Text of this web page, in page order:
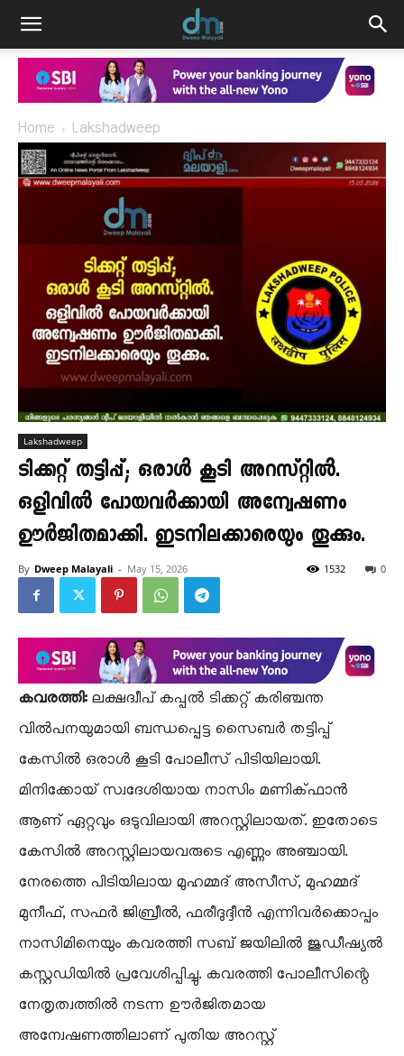
Home Lakshadweep
Lakshadweep
ടിക്കറ്റ് തട്ടിപ്പ്; ഒരാൾ കൂടി അറസ്റ്റിൽ.
ഒളിവിൽ പോയവർക്കായി അന്വേഷണം
ഊർജിതമാക്കി. ഇടനിലക്കാരെയും തൂക്കും.
By Dweep Malayali - May 15, 2026 0
1532
കവരത്തി:ലക്ഷദ്വീപ് കപ്പൽ ടിക്കറ്റ് കരിഞ്ചന്ത
വിൽപനയുമായി ബന്ധപ്പെട്ട സൈബർ തട്ടിപ്പ്
കേസിൽ ഒരാൾ കൂടി പോലീസ് പിടിയിലായി.
മിനിക്കോയ് സ്വദേശിയായ നാസിം മണിക്ഫാൻ
ആണ് ഏറ്റവും ഒടുവിലായി അറസ്റ്റിലായത്. ഇതോടെ
കേസിൽ അറസ്റ്റിലായവരുടെ എണ്ണം അഞ്ചായി.
നേരത്തെ പിടിയിലായ മുഹമ്മദ് അസീസ്, മുഹമ്മദ്
മുനീഫ്, സഫർ ജിബ്രീൽ, ഫരീദുദ്ദീൻ എന്നിവർക്കൊപ്പം
നാസിമിനെയും കവരത്തി സബ് ജയിലിൽ ജുഡീഷ്യൽ
കസ്റ്റഡിയിൽ പ്രവേശിപ്പിച്ചു. കവരത്തി പോലീസിന്റെ
നേതൃത്വത്തിൽ നടന്ന ഊർജിതമായ
അന്വേഷണത്തിലാണ് പുതിയ അറസ്റ്റ്